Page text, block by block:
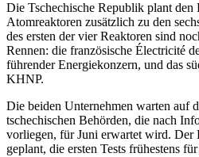
Die Tschechische Republik plant den
Atomreaktoren zusätzlich zu den
des ersten der vier Reaktoren sind
Rennen: die französische Électricité
führender Energiekonzern, und das
KHNP.
Die beiden Unternehmen warten auf
tschechischen Behörden, die nach
vorliegen, für Juni erwartet wird. Der
geplant, die ersten Tests frühestens